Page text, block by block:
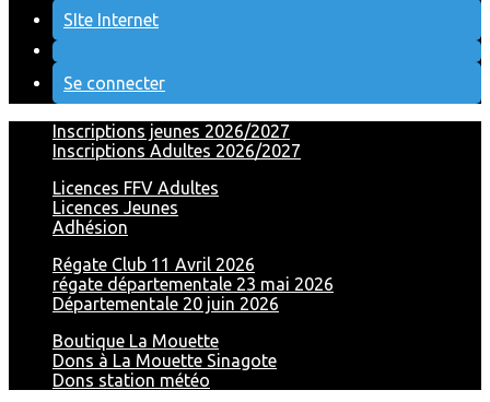
SIte Internet
Se connecter
Inscriptions jeunes 2026/2027
Inscriptions Adultes 2026/2027
Licences FFV Adultes
Licences Jeunes
Adhésion
Régate Club 11 Avril 2026
régate départementale 23 mai 2026
Départementale 20 juin 2026
Boutique La Mouette
Dons à La Mouette Sinagote
Dons station météo